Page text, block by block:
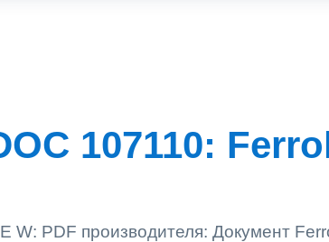
107110:
W: PDF производителя: Документ